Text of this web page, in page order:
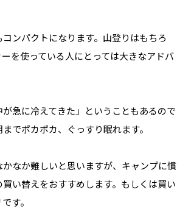
ンパクトになります。山登りはもちろ
を使っている人にとっては大きなアドバ
急に冷えてきた」ということもあるので
でポカポカ、ぐっすり眠れます。
なか難しいと思いますが、キャンプに慣
い替えをおすすめします。もしくは買い
す。